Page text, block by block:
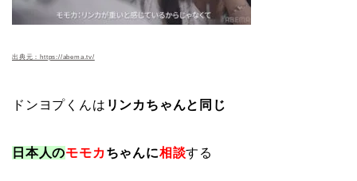
出典元：https://abema.tv/
ドンヨプくんは リンカちゃんと同じ
日本人のモモカちゃんに相談する